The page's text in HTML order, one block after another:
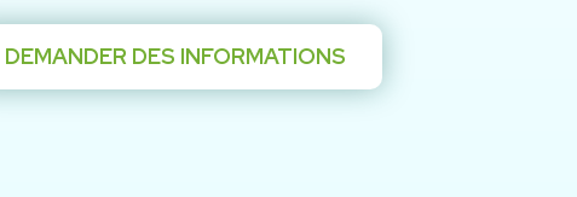
DEMANDER DES INFORMATIONS